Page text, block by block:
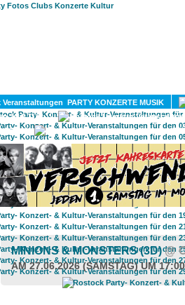
PARTY KONZERTE MUSIK
KULTUR
GAY
MINIONS & MONSTERS (3D)@
AM 27.06.2026 (SAMSTAG) UM